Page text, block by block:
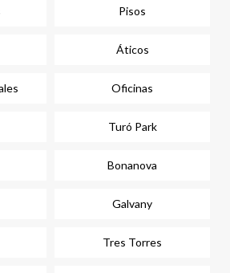
Pisos
Áticos
Oficinas
Turó Park
Bonanova
Galvany
Tres Torres